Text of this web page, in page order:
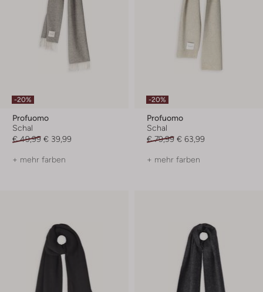
-20%
Profuomo
Schal
€ 49,99 € 39,99
+ mehr farben
-20%
Profuomo
Schal
€ 79,99 € 63,99
+ mehr farben